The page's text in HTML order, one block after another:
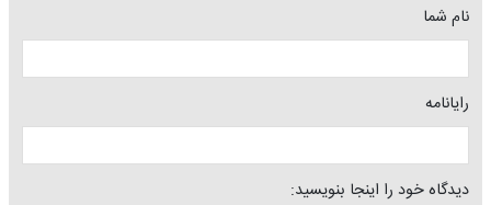
نام شما
رایانامه
دیدگاه خود را اینجا بنویسید: